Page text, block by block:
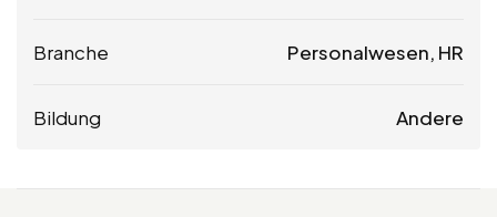
Branche Personalwesen, HR
Bildung Andere